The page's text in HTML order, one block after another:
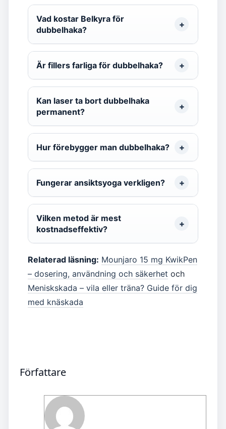
Vad kostar Belkyra för
dubbelhaka?
Är fillers farliga för dubbelhaka?
Kan laser ta bort dubbelhaka
permanent?
Hur förebygger man dubbelhaka?
Fungerar ansiktsyoga verkligen?
Vilken metod är mest
kostnadseffektiv?
Relaterad läsning: Mounjaro 15 mg KwikPen
– dosering, användning och säkerhet och
Meniskskada – vila eller träna? Guide för dig
med knäskada
Författare